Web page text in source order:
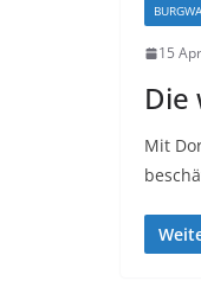
15
Die
Mit